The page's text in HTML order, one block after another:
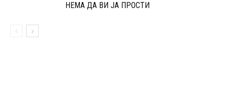
НЕМА ДА ВИ ЈА ПРОСТИ